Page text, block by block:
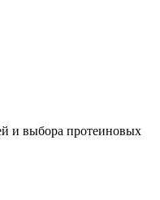
и выбора протеиновых